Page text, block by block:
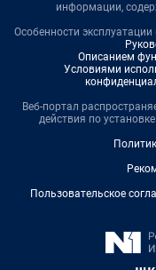
информации,
Особенности
Описанием
Условиями
Веб-портал
действия по
Пользовательское